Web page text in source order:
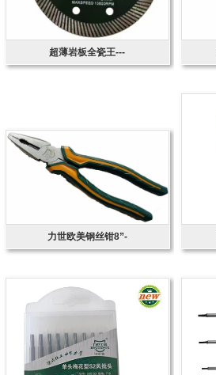
超薄岩板全瓷王---
力世欧美钢丝钳8”-